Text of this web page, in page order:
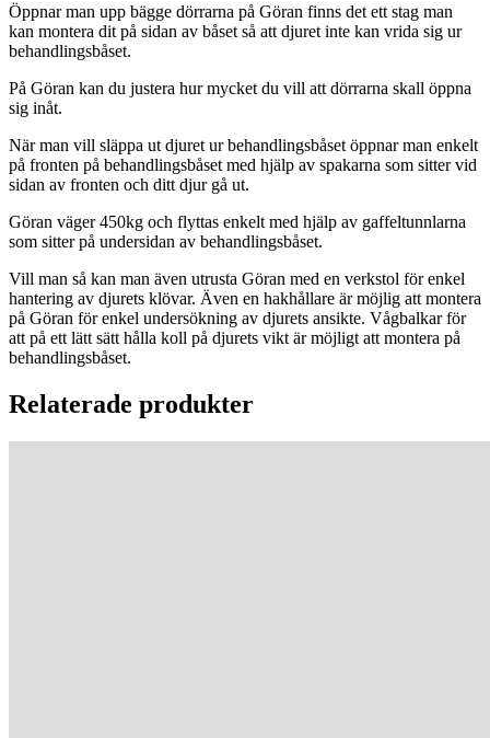
Öppnar man upp bägge dörrarna på Göran finns det ett stag man
kan montera dit på sidan av båset så att djuret inte kan vrida sig ur
behandlingsbåset.
På Göran kan du justera hur mycket du vill att dörrarna skall öppna
sig inåt.
När man vill släppa ut djuret ur behandlingsbåset öppnar man enkelt
på fronten på behandlingsbåset med hjälp av spakarna som sitter vid
sidan av fronten och ditt djur gå ut.
Göran väger 450kg och flyttas enkelt med hjälp av gaffeltunnlarna
som sitter på undersidan av behandlingsbåset.
Vill man så kan man även utrusta Göran med en verkstol för enkel
hantering av djurets klövar. Även en hakhållare är möjlig att montera
på Göran för enkel undersökning av djurets ansikte. Vågbalkar för
att på ett lätt sätt hålla koll på djurets vikt är möjligt att montera på
behandlingsbåset.
Relaterade produkter